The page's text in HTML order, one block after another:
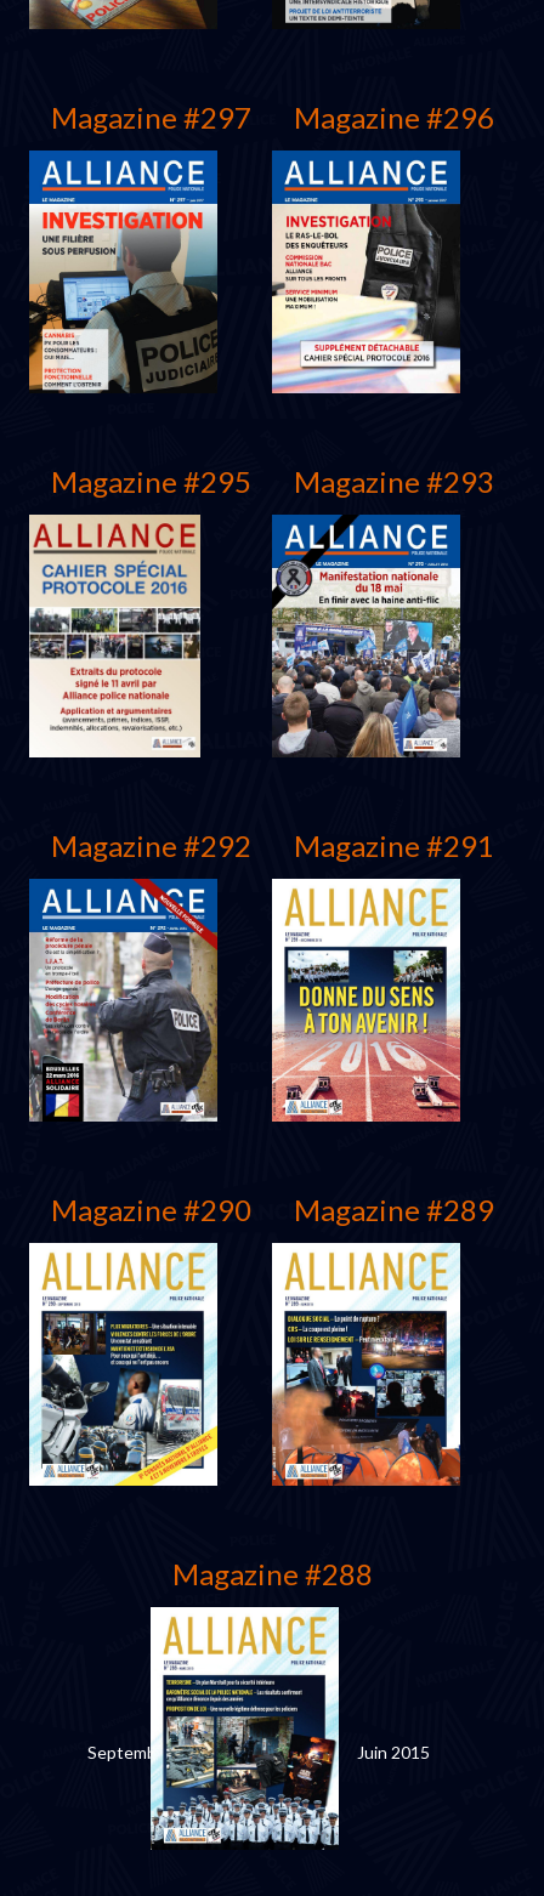
Décembre 2017 Septembre 2017
Magazine #297
Juin 2017
Magazine #296
Janvier 2017
Magazine #295
Protocole 2016
Magazine #293
Juillet 2016
Magazine #292
Avril 2016
Magazine #291
Décembre 2015
Magazine #290
Septembre 2015
Magazine #289
Juin 2015
Magazine #288